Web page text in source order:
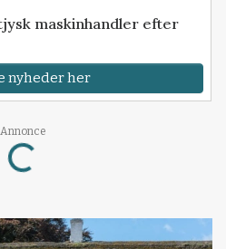
maskinhandler efter
nyheder her
Annonce